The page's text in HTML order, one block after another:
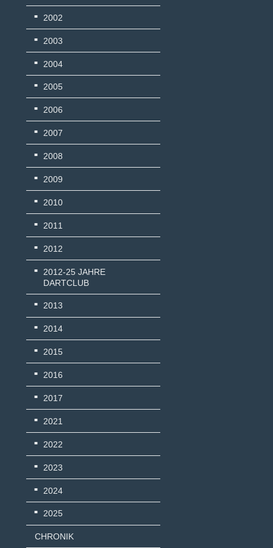
2002
2003
2004
2005
2006
2007
2008
2009
2010
2011
2012
2012-25 JAHRE
DARTCLUB
2013
2014
2015
2016
2017
2021
2022
2023
2024
2025
CHRONIK